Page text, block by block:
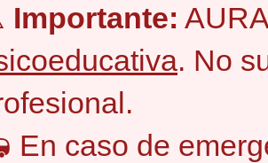
Importante:
. No
En caso de